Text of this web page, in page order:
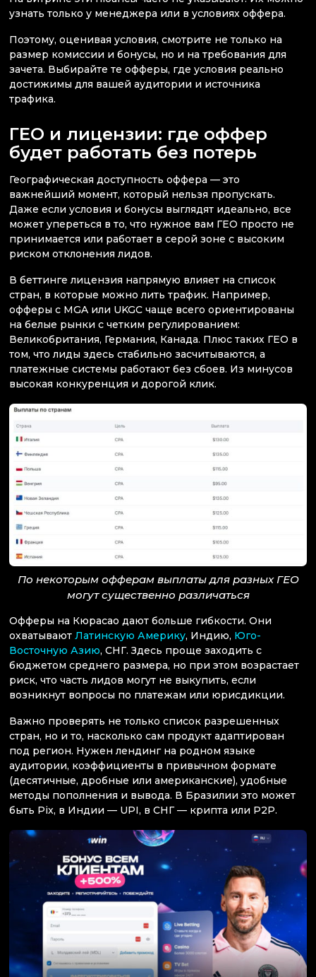
узнать только у менеджера или в условиях оффера.
Поэтому, оценивая условия, смотрите не только на
размер комиссии и бонусы, но и на требования для
зачета. Выбирайте те офферы, где условия реально
достижимы для вашей аудитории и источника
трафика.
ГЕО и лицензии: где оффер
будет работать без потерь
Географическая доступность оффера — это
важнейший момент, который нельзя пропускать.
Даже если условия и бонусы выглядят идеально, все
может упереться в то, что нужное вам ГЕО просто не
принимается или работает в серой зоне с высоким
риском отклонения лидов.
В беттинге лицензия напрямую влияет на список
стран, в которые можно лить трафик. Например,
офферы с MGA или UKGC чаще всего ориентированы
на белые рынки с четким регулированием:
Великобритания, Германия, Канада. Плюс таких ГЕО в
том, что лиды здесь стабильно засчитываются, а
платежные системы работают без сбоев. Из минусов
высокая конкуренция и дорогой клик.
По некоторым офферам выплаты для разных ГЕО
могут существенно различаться
Офферы на Кюрасао дают больше гибкости. Они
охватывают Латинскую Америку, Индию, Юго-
Восточную Азию, СНГ. Здесь проще заходить с
бюджетом среднего размера, но при этом возрастает
риск, что часть лидов могут не выкупить, если
возникнут вопросы по платежам или юрисдикции.
Важно проверять не только список разрешенных
стран, но и то, насколько сам продукт адаптирован
под регион. Нужен лендинг на родном языке
аудитории, коэффициенты в привычном формате
(десятичные, дробные или американские), удобные
методы пополнения и вывода. В Бразилии это может
быть Pix, в Индии — UPI, в СНГ — крипта или P2P.